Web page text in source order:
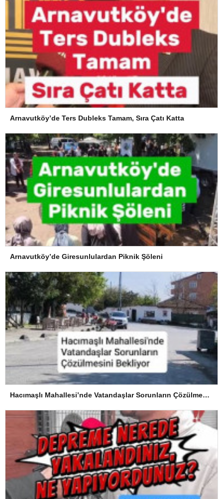
Arnavutköy’de Ters Dubleks Tamam, Sıra Çatı Katta
Arnavutköy’de Giresunlulardan Piknik Şöleni
Hacımaşlı Mahallesi’nde Vatandaşlar Sorunların Çözülmesini Bekliyor